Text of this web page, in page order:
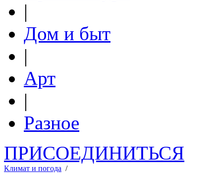
|
Дом и быт
|
Арт
|
Разное
ПРИСОЕДИНИТЬСЯ
Климат и погода /